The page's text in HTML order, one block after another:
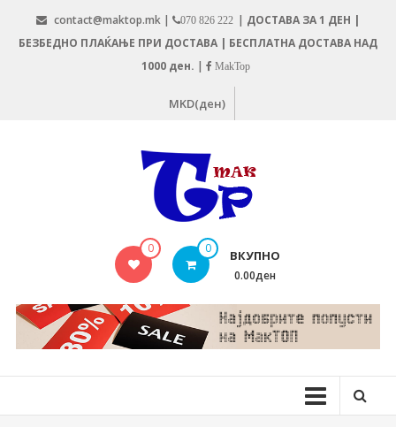
content
contact@maktop.mk | 070 826 222 | ДОСТАВА ЗА 1 ДЕН |
БЕЗБЕДНО ПЛАЌАЊЕ ПРИ ДОСТАВА | БЕСПЛАТНА ДОСТАВА НАД
1000 ден. | MakTop
MKD(ден)
MAKTOP.MK
0 0 ВКУПНО
0.00ден